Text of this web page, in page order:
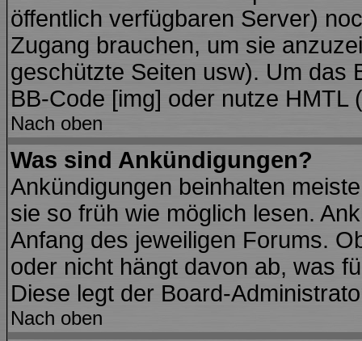
öffentlich verfügbaren Server)
Zugang brauchen, um sie
geschützte Seiten usw). Um das
BB-Code [img] oder nutze HMTL
Nach oben
Was sind Ankündigungen?
Ankündigungen beinhalten
sie so früh wie möglich lesen.
Anfang des jeweiligen Forums.
oder nicht hängt davon ab, was
Diese legt der Board-
Nach oben